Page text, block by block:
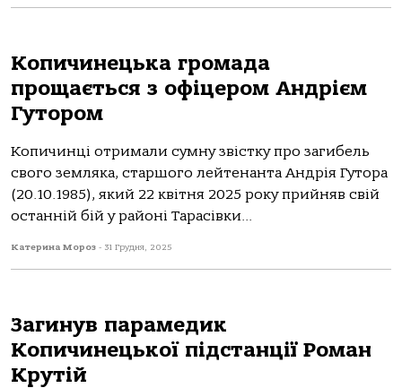
Копичинецька громада
прощається з офіцером Андрієм
Гутором
Копичинці отримали сумну звістку про загибель
свого земляка, старшого лейтенанта Андрія Гутора
(20.10.1985), який 22 квітня 2025 року прийняв свій
останній бій у районі Тарасівки...
Катерина Мороз - 31 Грудня, 2025
Загинув парамедик
Копичинецької підстанції Роман
Крутій